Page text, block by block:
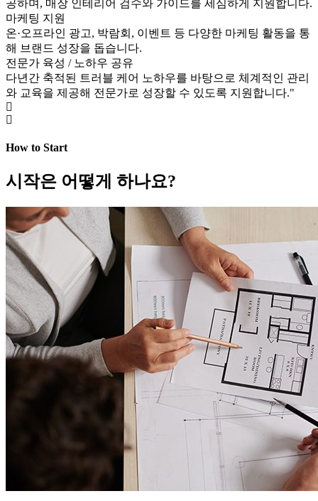
공하며, 매장 인테리어 검수와 가이드를 세심하게 지원합니다.
마케팅 지원
온·오프라인 광고, 박람회, 이벤트 등 다양한 마케팅 활동을 통
해 브랜드 성장을 돕습니다.
전문가 육성 / 노하우 공유
다년간 축적된 트러블 케어 노하우를 바탕으로 체계적인 관리
와 교육을 제공해 전문가로 성장할 수 있도록 지원합니다."
How to Start
시작은 어떻게 하나요?